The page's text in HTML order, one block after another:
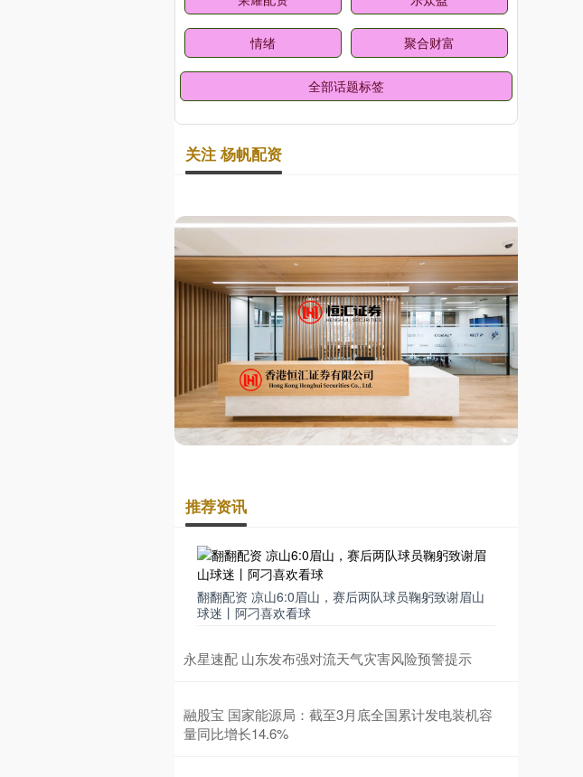
情绪 聚合财富
全部话题标签
关注 杨帆配资
推荐资讯
翻翻配资 凉山6:0眉山，赛后两队球员鞠躬致谢眉山
球迷丨阿刁喜欢看球
永星速配 山东发布强对流天气灾害风险预警提示
融股宝 国家能源局：截至3月底全国累计发电装机容
量同比增长14.6%